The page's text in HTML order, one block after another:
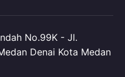
No.99K - Jl.
Denai Kota Medan